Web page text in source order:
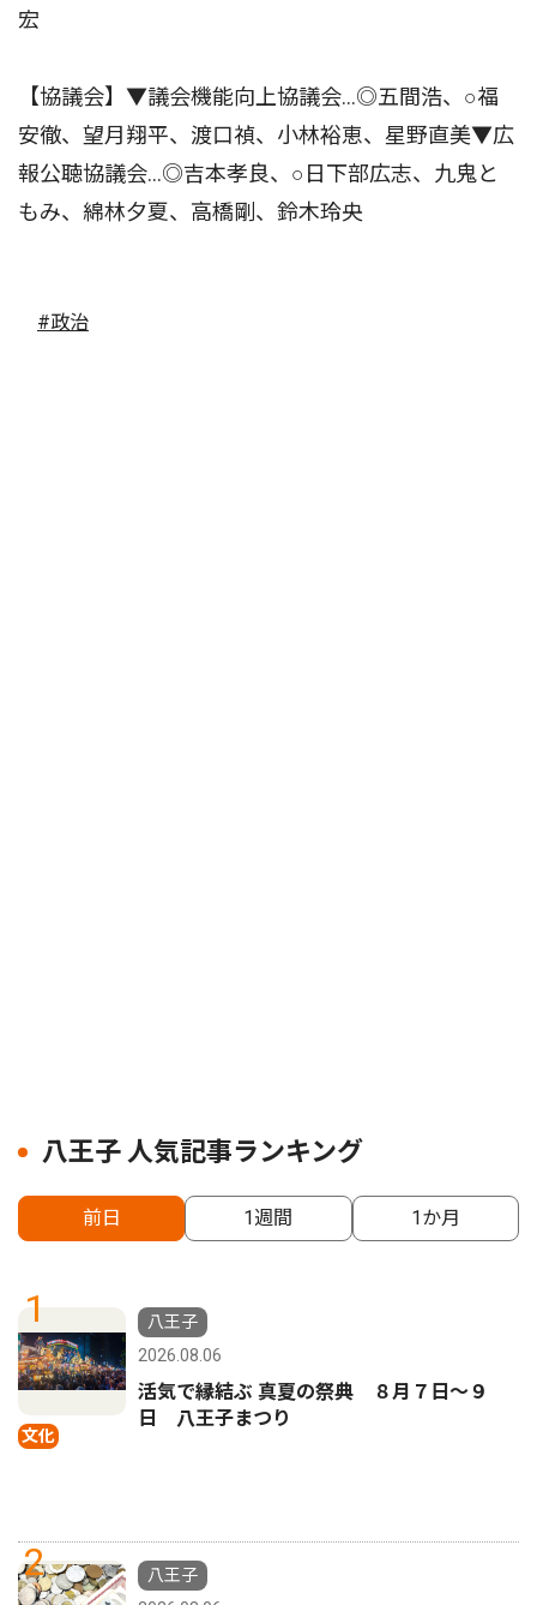
宏
【協議会】▼議会機能向上協議会…◎五間浩、○福
安徹、望月翔平、渡口禎、小林裕恵、星野直美▼広
報公聴協議会…◎吉本孝良、○日下部広志、九鬼と
もみ、綿林夕夏、高橋剛、鈴木玲央
#政治
八王子 人気記事ランキング
前日 1週間 1か月
1
文化
八王子
2026.08.06
活気で縁結ぶ 真夏の祭典 ８月７日〜９
日 八王子まつり
2
八王子